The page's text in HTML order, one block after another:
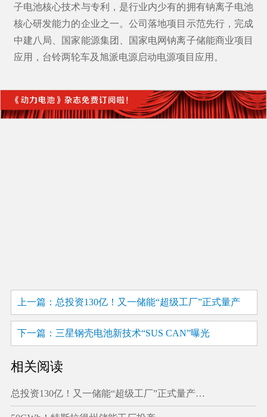
子电池核心技术与专利，是行业内少有的拥有钠离子电池
核心研发能力的企业之一。公司落地项目示范先行，完成
中建八局、国家能源集团、国家电网钠离子储能商业项目
应用，台铃两轮车及旭派电源启动电源项目应用。
上一篇：总投资130亿！又一储能“超级工厂”正式量产
下一篇：三星钢壳电池新技术“SUS CAN”曝光
相关阅读
总投资130亿！又一储能“超级工厂”正式量产…